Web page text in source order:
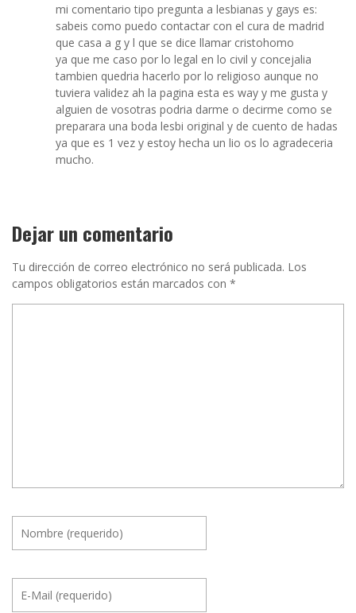
mi comentario tipo pregunta a lesbianas y gays es:
sabeis como puedo contactar con el cura de madrid
que casa a g y l que se dice llamar cristohomo
ya que me caso por lo legal en lo civil y concejalia
tambien quedria hacerlo por lo religioso aunque no
tuviera validez ah la pagina esta es way y me gusta y
alguien de vosotras podria darme o decirme como se
preparara una boda lesbi original y de cuento de hadas
ya que es 1 vez y estoy hecha un lio os lo agradeceria
mucho.
Dejar un comentario
Tu dirección de correo electrónico no será publicada. Los
campos obligatorios están marcados con *